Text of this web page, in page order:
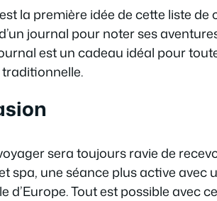
la première idée de cette liste
journal pour noter ses
est un cadeau idéal pour
sera toujours ravie de
spa, une séance plus active
d’Europe. Tout est possible avec